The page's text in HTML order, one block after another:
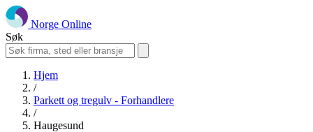
Norge Online
Søk
Hjem
/
Parkett og tregulv - Forhandlere
/
Haugesund